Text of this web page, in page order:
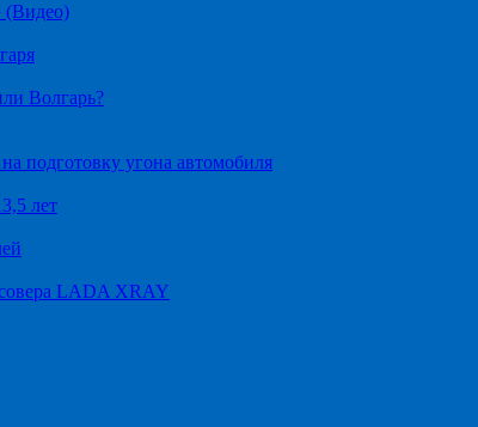
(Видео)
Волгарь?
подготовку угона автомобиля
лет
LADA XRAY